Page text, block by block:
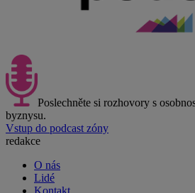
Poslechněte si rozhovory s
byznysu.
Vstup do podcast zóny
redakce
O nás
Lidé